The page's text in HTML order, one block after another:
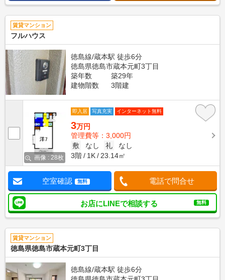
賃貸マンション
フルハウス
徳島線/蔵本駅 徒歩6分
徳島県徳島市蔵本元町3丁目
築年数
築29年
建物階数
3階建
画像 : 28枚
即入居 写真充実 インターネット無料
3万円
管理費等：3,000円
敷
なし 礼
なし
3階
1K 23.14㎡
空室確認 無料 電話で問合せ
お店にLINEで相談する 無料
賃貸マンション
徳島県徳島市蔵本元町3丁目
徳島線/蔵本駅 徒歩6分